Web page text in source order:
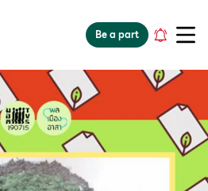
Be a part